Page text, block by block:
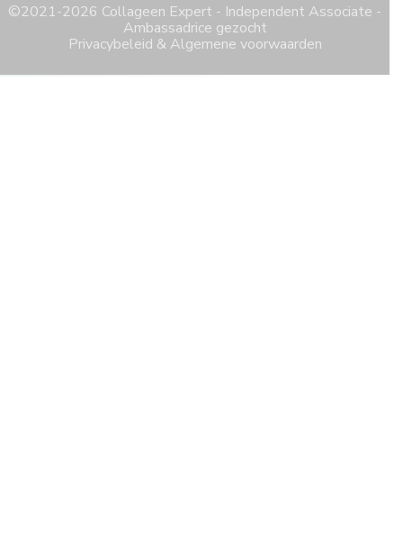
©2021-2026 Collageen Expert - Independent Associate -
Ambassadrice gezocht
Privacybeleid & Algemene voorwaarden